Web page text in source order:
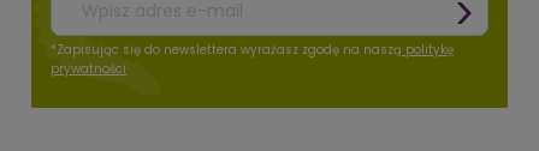
*Zapisując się do newslettera wyrażasz zgodę na naszą politykę
prywatności